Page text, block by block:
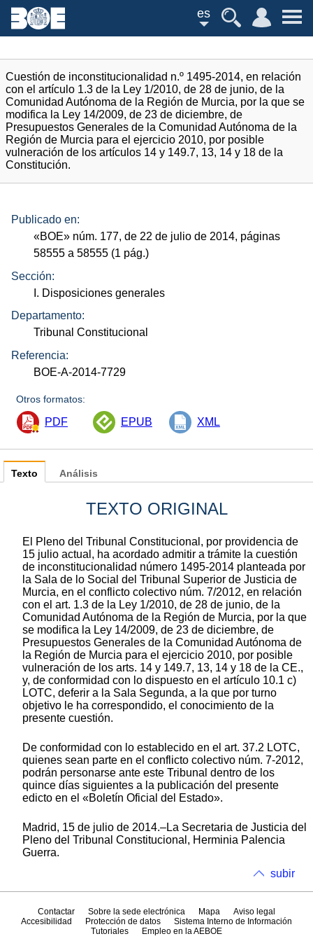
es
Cuestión de inconstitucionalidad n.º 1495-2014, en relación
con el artículo 1.3 de la Ley 1/2010, de 28 de junio, de la
Comunidad Autónoma de la Región de Murcia, por la que se
modifica la Ley 14/2009, de 23 de diciembre, de
Presupuestos Generales de la Comunidad Autónoma de la
Región de Murcia para el ejercicio 2010, por posible
vulneración de los artículos 14 y 149.7, 13, 14 y 18 de la
Constitución.
Publicado en:
«BOE» núm. 177, de 22 de julio de 2014, páginas
58555 a 58555 (1 pág.)
Sección:
I. Disposiciones generales
Departamento:
Tribunal Constitucional
Referencia:
BOE-A-2014-7729
Otros formatos:
PDF EPUB XML
Texto
TEXTO ORIGINAL
El Pleno del Tribunal Constitucional, por providencia de
15 julio actual, ha acordado admitir a trámite la cuestión
de inconstitucionalidad número 1495-2014 planteada por
la Sala de lo Social del Tribunal Superior de Justicia de
Murcia, en el conflicto colectivo núm. 7/2012, en relación
con el art. 1.3 de la Ley 1/2010, de 28 de junio, de la
Comunidad Autónoma de la Región de Murcia, por la que
se modifica la Ley 14/2009, de 23 de diciembre, de
Presupuestos Generales de la Comunidad Autónoma de
la Región de Murcia para el ejercicio 2010, por posible
vulneración de los arts. 14 y 149.7, 13, 14 y 18 de la CE.,
y, de conformidad con lo dispuesto en el artículo 10.1 c)
LOTC, deferir a la Sala Segunda, a la que por turno
objetivo le ha correspondido, el conocimiento de la
presente cuestión.
De conformidad con lo establecido en el art. 37.2 LOTC,
quienes sean parte en el conflicto colectivo núm. 7-2012,
podrán personarse ante este Tribunal dentro de los
quince días siguientes a la publicación del presente
edicto en el «Boletín Oficial del Estado».
Madrid, 15 de julio de 2014.–La Secretaria de Justicia del
Pleno del Tribunal Constitucional, Herminia Palencia
Guerra.
Análisis
subir
Contactar Sobre la sede electrónica Mapa
Aviso legal
Accesibilidad
Protección de datos
Sistema Interno de Información
Tutoriales
Empleo en la AEBOE